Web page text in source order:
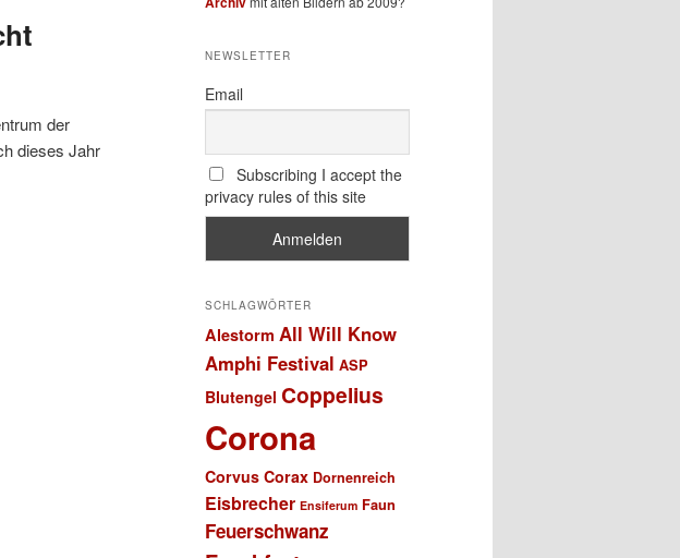
der
dieses Jahr
NEWSLETTER
Email
Subscribing I accept the
privacy rules of this site
SCHLAGWÖRTER
Alestorm All Will Know
Amphi Festival ASP
Blutengel Coppelius
Corona
Corvus Corax Dornenreich
Eisbrecher Ensiferum Faun
Feuerschwanz